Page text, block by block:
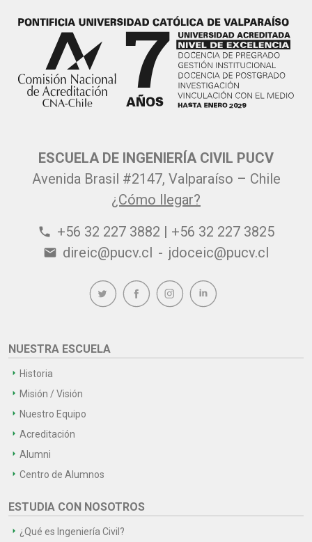
ESCUELA DE INGENIERÍA CIVIL PUCV
Avenida Brasil #2147, Valparaíso – Chile
¿Cómo llegar?
phone +56 32 227 3882 | +56 32 227 3825
email direic@pucv.cl - jdoceic@pucv.cl
NUESTRA ESCUELA
Historia
Misión / Visión
Nuestro Equipo
Acreditación
Alumni
Centro de Alumnos
ESTUDIA CON NOSOTROS
¿Qué es Ingeniería Civil?